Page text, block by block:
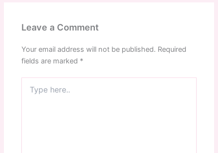
Leave a Comment
Your email address will not be published. Required
fields are marked *
here..